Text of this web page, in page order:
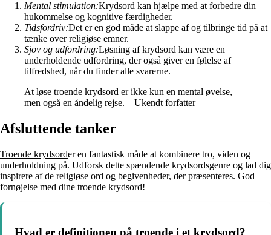
Mental stimulation:Krydsord kan hjælpe med at forbedre din
hukommelse og kognitive færdigheder.
Tidsfordriv:Det er en god måde at slappe af og tilbringe tid på at
tænke over religiøse emner.
Sjov og udfordring:Løsning af krydsord kan være en
underholdende udfordring, der også giver en følelse af
tilfredshed, når du finder alle svarerne.
At løse troende krydsord er ikke kun en mental øvelse,
men også en åndelig rejse. – Ukendt forfatter
Afsluttende tanker
Troende krydsorder en fantastisk måde at kombinere tro, viden og
underholdning på. Udforsk dette spændende krydsordsgenre og lad dig
inspirere af de religiøse ord og begivenheder, der præsenteres. God
fornøjelse med dine troende krydsord!
Hvad er definitionen på troende i et krydsord?